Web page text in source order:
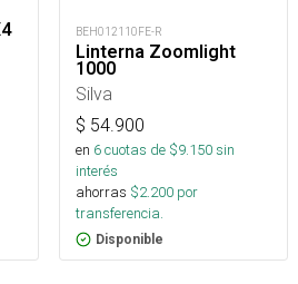
BEH012110FE-R
Linterna Zoomlight
1000
Silva
$ 54.900
en 6cuotas de $9.150sin
interés
ahorras $2.200 por
transferencia.
Disponible